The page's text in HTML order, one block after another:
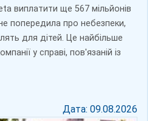
виплатити ще 567 мільйонів
попередила про небезпеки,
для дітей. Це найбільше
у справі, пов'язаній із
Дата: 09.08.2026